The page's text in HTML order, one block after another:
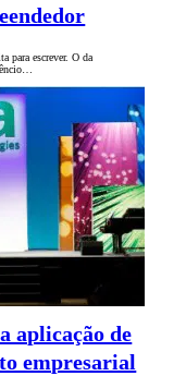
para escrever. O da
aplicação de
empresarial